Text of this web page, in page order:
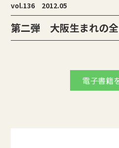
vol.136 2012.05
第二弾 大阪生まれの
電子書籍